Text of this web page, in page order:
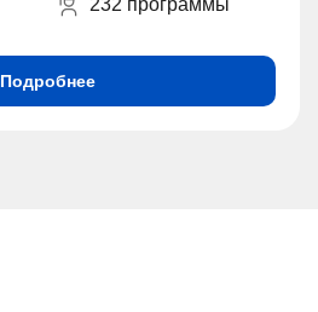
232 программы
Подробнее